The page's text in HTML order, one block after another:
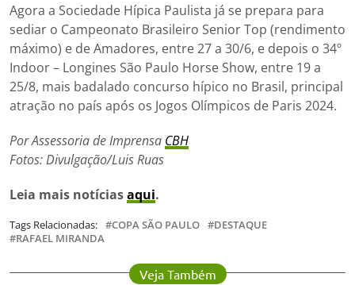
Agora a Sociedade Hípica Paulista já se prepara para
sediar o Campeonato Brasileiro Senior Top (rendimento
máximo) e de Amadores, entre 27 a 30/6, e depois o 34º
Indoor – Longines São Paulo Horse Show, entre 19 a
25/8, mais badalado concurso hípico no Brasil, principal
atração no país após os Jogos Olímpicos de Paris 2024.
Por Assessoria de Imprensa CBH
Fotos: Divulgação/Luis Ruas
Leia mais notíciasaqui.
Tags Relacionadas: COPA SÃO PAULO
DESTAQUE
RAFAEL MIRANDA
Veja Também